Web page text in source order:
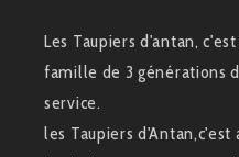
Les Taupiers d'antan,
famille de 3 générations
service.
les Taupiers d'Antan,c'est